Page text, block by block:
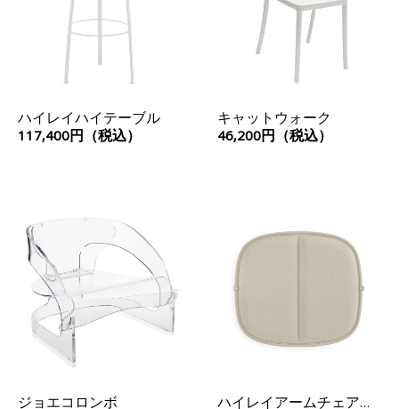
ハイレイハイテーブル
117,400円（税込）
キャットウォーク
46,200円（税込）
ジョエコロンボ ハイレイアームチェアク